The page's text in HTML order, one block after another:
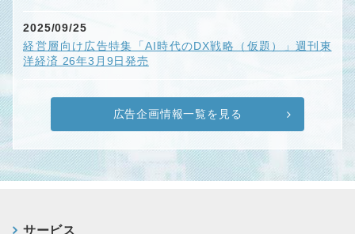
2025/09/25
経営層向け広告特集「AI時代のDX戦略（仮題）」週刊東
洋経済 26年3月9日発売
広告企画情報一覧を見る
サービス